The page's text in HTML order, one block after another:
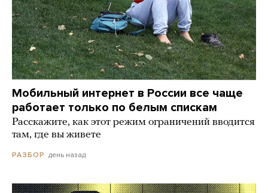
Мобильный интернет в России все чаще
работает только по белым спискам
Расскажите, как этот режим ограничений вводится
там, где вы живете
РАЗБОР день назад